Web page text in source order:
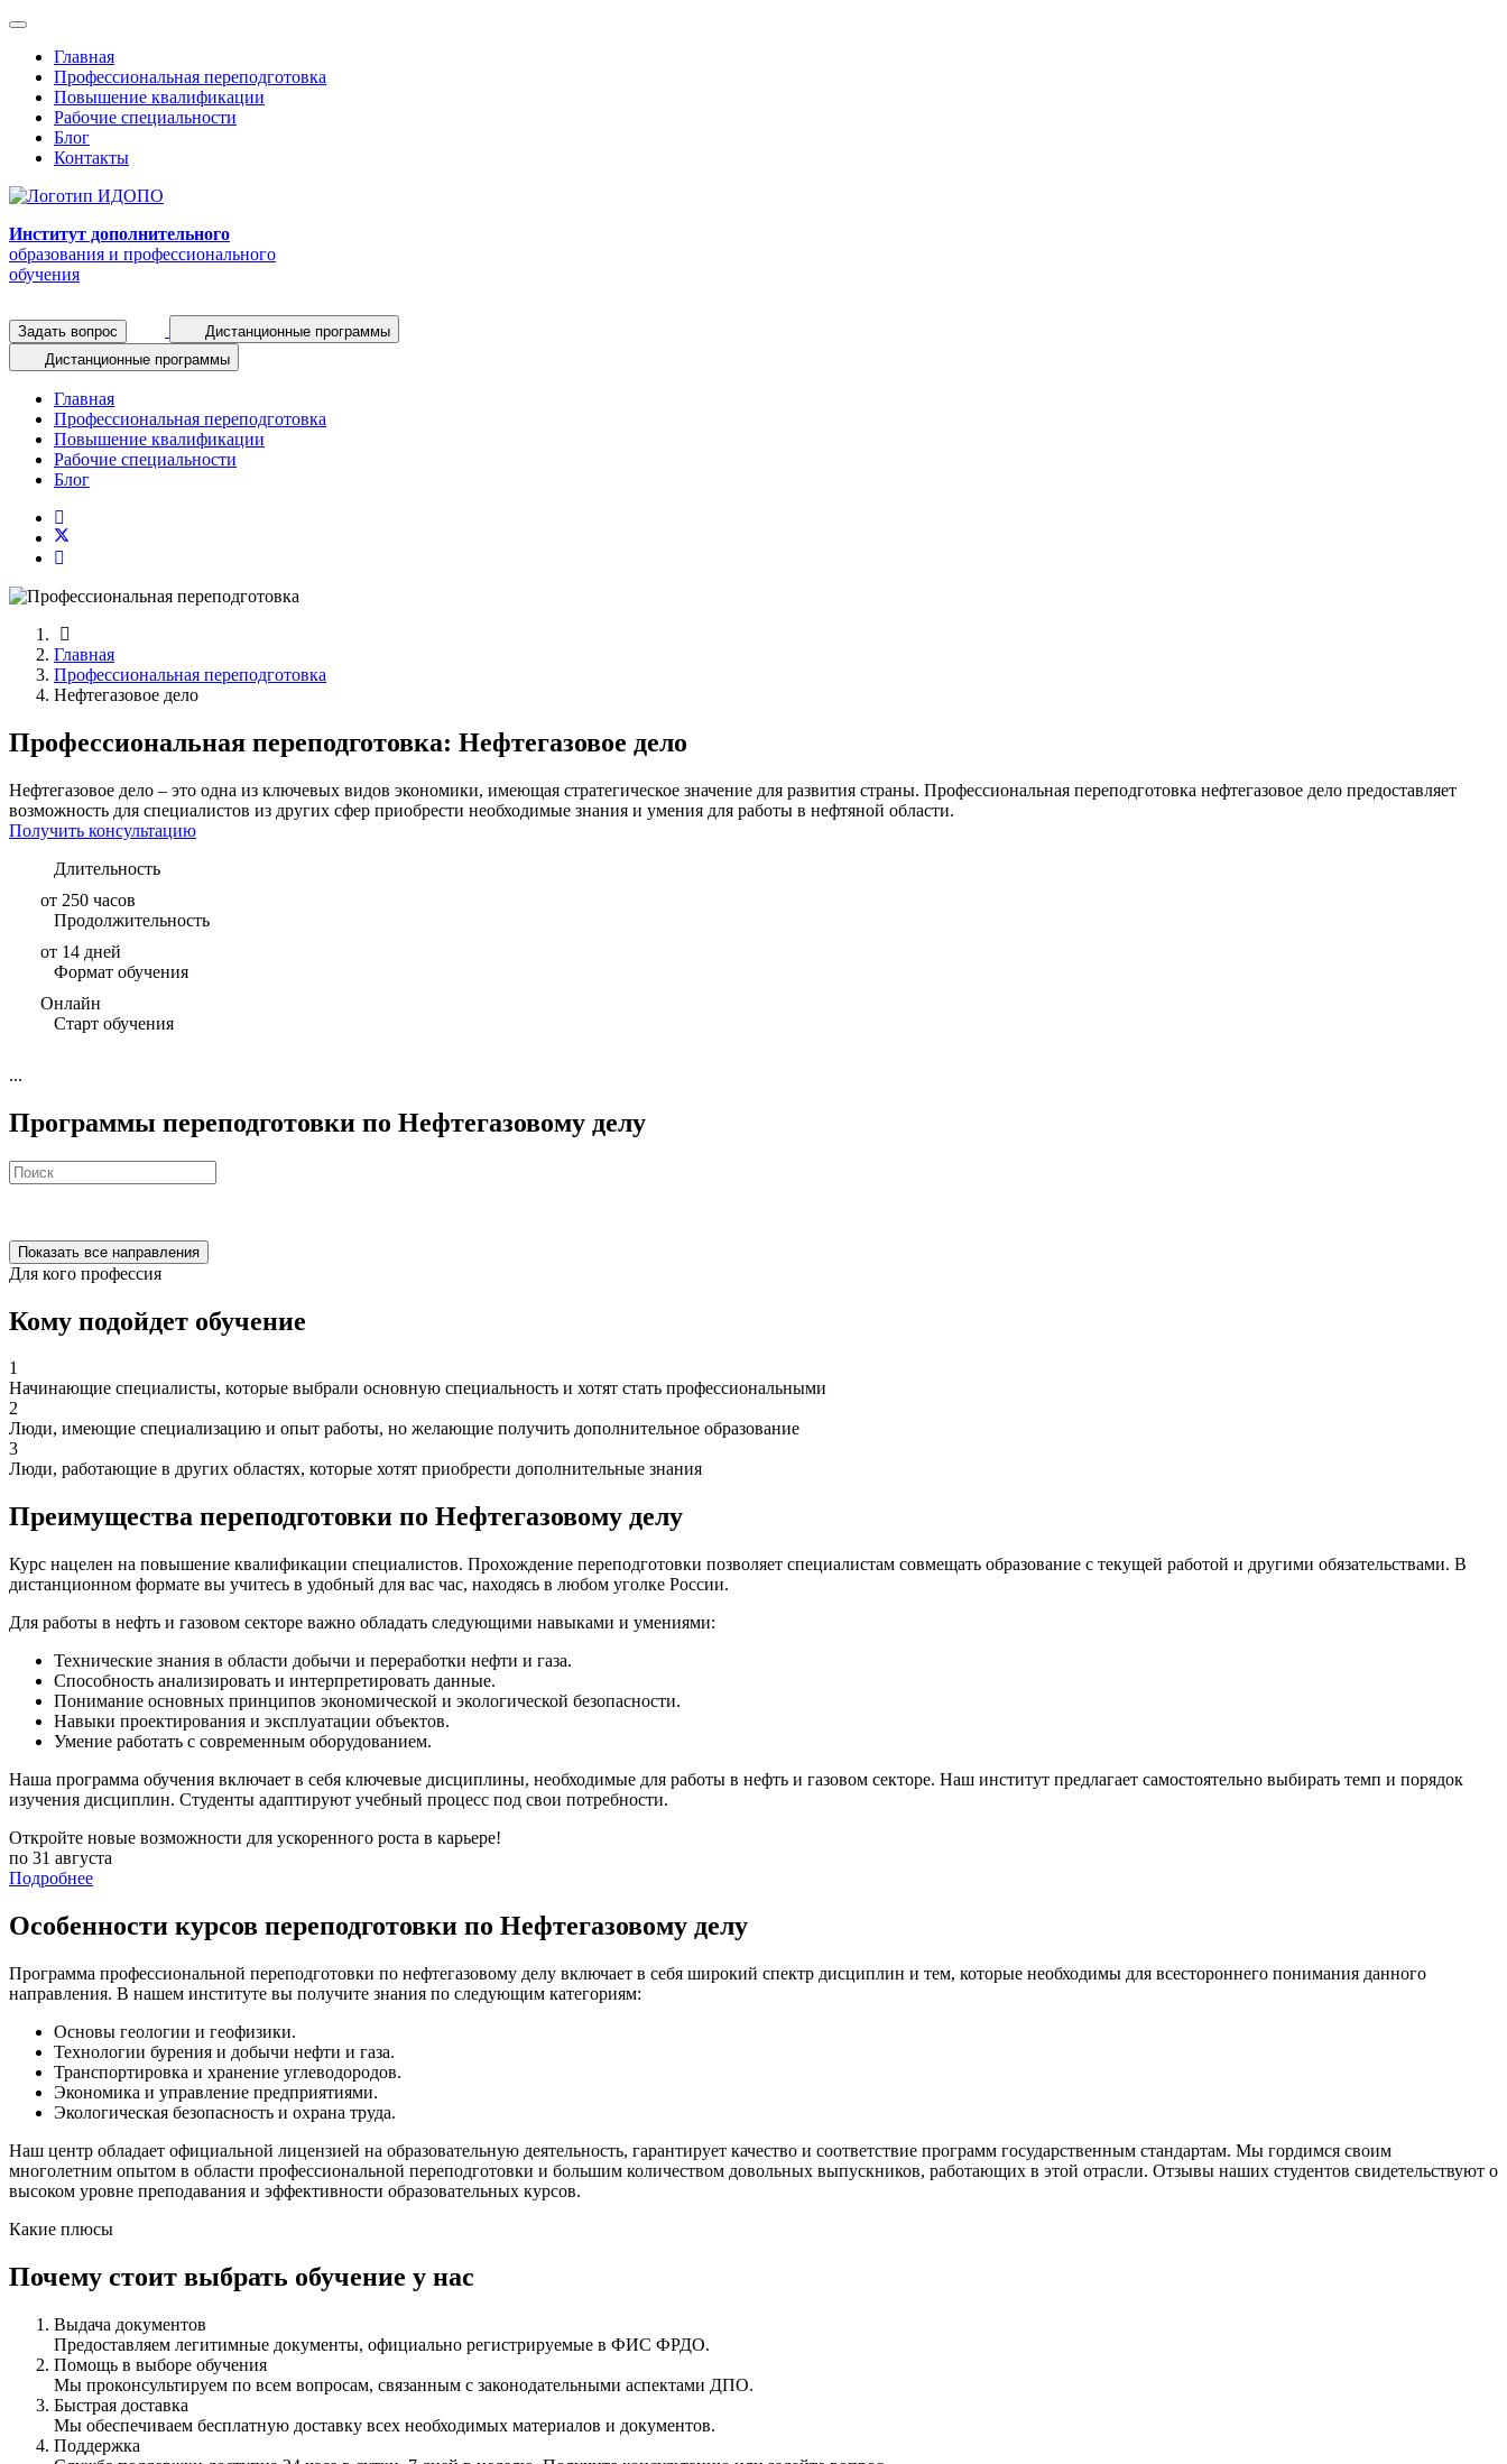
Главная
Профессиональная переподготовка
Повышение квалификации
Рабочие специальности
Блог
Контакты
Институт дополнительного
образования и профессионального
обучения
Задать вопрос
Дистанционные программы
Дистанционные программы
Главная
Профессиональная переподготовка
Повышение квалификации
Рабочие специальности
Блог
Главная
Профессиональная переподготовка
Нефтегазовое дело
Профессиональная переподготовка: Нефтегазовое дело
Нефтегазовое дело – это одна из ключевых видов экономики, имеющая стратегическое значение для развития страны. Профессиональная переподготовка нефтегазовое дело предоставляет
возможность для специалистов из других сфер приобрести необходимые знания и умения для работы в нефтяной области.
Получить консультацию
Длительность
от 250 часов
Продолжительность
от 14 дней
Формат обучения
Онлайн
Старт обучения
...
Программы переподготовки по Нефтегазовому делу
Показать все направления
Для кого профессия
Кому подойдет обучение
1
Начинающие специалисты, которые выбрали основную специальность и хотят стать профессиональными
2
Люди, имеющие специализацию и опыт работы, но желающие получить дополнительное образование
3
Люди, работающие в других областях, которые хотят приобрести дополнительные знания
Преимущества переподготовки по Нефтегазовому делу
Курс нацелен на повышение квалификации специалистов. Прохождение переподготовки позволяет специалистам совмещать образование с текущей работой и другими обязательствами. В
дистанционном формате вы учитесь в удобный для вас час, находясь в любом уголке России.
Для работы в нефть и газовом секторе важно обладать следующими навыками и умениями:
Технические знания в области добычи и переработки нефти и газа.
Способность анализировать и интерпретировать данные.
Понимание основных принципов экономической и экологической безопасности.
Навыки проектирования и эксплуатации объектов.
Умение работать с современным оборудованием.
Наша программа обучения включает в себя ключевые дисциплины, необходимые для работы в нефть и газовом секторе. Наш институт предлагает самостоятельно выбирать темп и порядок
изучения дисциплин. Студенты адаптируют учебный процесс под свои потребности.
Откройте новые возможности для ускоренного роста в карьере!
по 31 августа
Подробнее
Особенности курсов переподготовки по Нефтегазовому делу
Программа профессиональной переподготовки по нефтегазовому делу включает в себя широкий спектр дисциплин и тем, которые необходимы для всестороннего понимания данного
направления. В нашем институте вы получите знания по следующим категориям:
Основы геологии и геофизики.
Технологии бурения и добычи нефти и газа.
Транспортировка и хранение углеводородов.
Экономика и управление предприятиями.
Экологическая безопасность и охрана труда.
Наш центр обладает официальной лицензией на образовательную деятельность, гарантирует качество и соответствие программ государственным стандартам. Мы гордимся своим
многолетним опытом в области профессиональной переподготовки и большим количеством довольных выпускников, работающих в этой отрасли. Отзывы наших студентов свидетельствуют о
высоком уровне преподавания и эффективности образовательных курсов.
Какие плюсы
Почему стоит выбрать обучение у нас
Выдача документов
Предоставляем легитимные документы, официально регистрируемые в ФИС ФРДО.
Помощь в выборе обучения
Мы проконсультируем по всем вопросам, связанным с законодательными аспектами ДПО.
Быстрая доставка
Мы обеспечиваем бесплатную доставку всех необходимых материалов и документов.
Поддержка